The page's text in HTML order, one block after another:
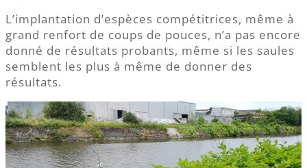
L’implantation d’espèces compétitrices, même à
grand renfort de coups de pouces, n’a pas encore
donné de résultats probants, même si les saules
semblent les plus à même de donner des
résultats.